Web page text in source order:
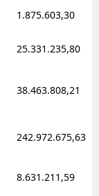
1.875.603,30
25.331.235,80
38.463.808,21
242.972.675,63
8.631.211,59